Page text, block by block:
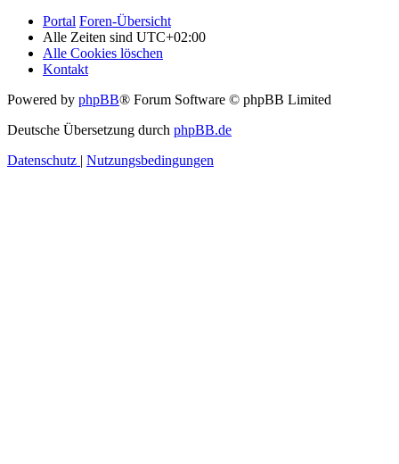
Portal Foren-Übersicht
Alle Zeiten sind UTC+02:00
Alle Cookies löschen
Kontakt
Powered by phpBB® Forum Software © phpBB Limited
Deutsche Übersetzung durch phpBB.de
Datenschutz | Nutzungsbedingungen